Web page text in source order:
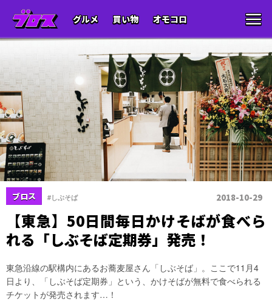
グルメ 買い物 オモコロ
ブロス #しぶそば 2018-10-29
【東急】50日間毎日かけそばが食べら
れる「しぶそば定期券」発売！
東急沿線の駅構内にあるお蕎麦屋さん「しぶそば」。ここで11月4
日より、「しぶそば定期券」という、かけそばが無料で食べられる
チケットが発売されます…！